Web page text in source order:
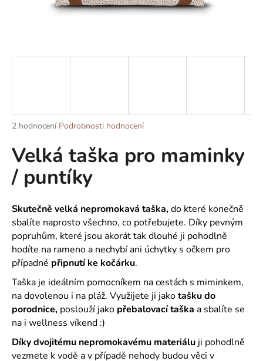
Průměrné
produktu
je
5,0
z
hvězdiček.
2 hodnocení Podrobnosti hodnocení
Velká taška pro maminky
/ puntíky
Skutečně velká nepromokavá taška,do které konečně
sbalíte naprosto všechno, co potřebujete. Díky pevným
popruhům, které jsou akorát tak dlouhé ji pohodlně
hodíte na rameno a nechybí ani úchytky s očkem pro
případné připnutí ke kočárku.
Taška je ideálním pomocníkem na cestách s miminkem,
na dovolenou i na pláž. Využijete ji jakotašku do
porodnice, poslouží jako přebalovací taška a sbalíte se
na i wellness víkend :)
Díky dvojitému nepromokavému materiálu ji pohodlně
vezmete k vodě a v případě nehody budou věci v
t
D
p
o
r
u
č
u
j
e
m
e